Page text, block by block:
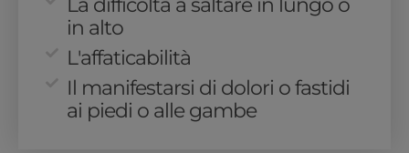
La difficoltà a saltare in lungo o
in alto
L'affaticabilità
Il manifestarsi di dolori o fastidi
ai piedi o alle gambe